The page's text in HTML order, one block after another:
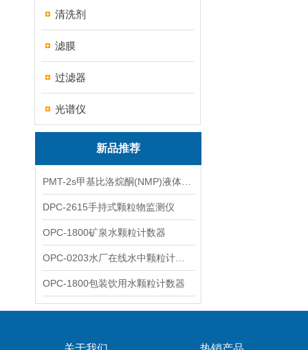
清洗剂
滤膜
过滤器
光谱仪
新品推荐
DPC-2615手持式颗粒物监测仪
OPC-1800矿泉水颗粒计数器
OPC-1800包装饮用水颗粒计数器